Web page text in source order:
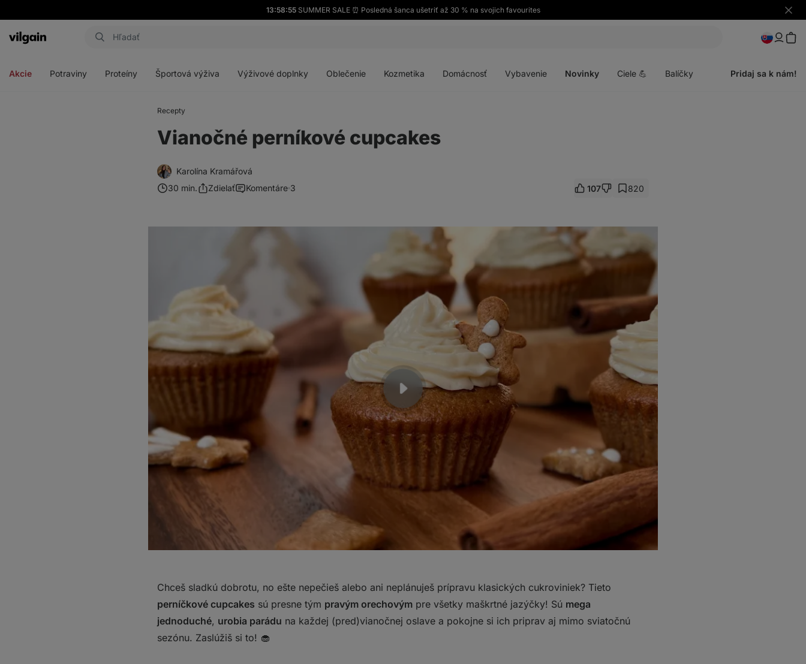
13:58:53 SUMMER SALE ⏰ Posledná šanca ušetriť až 30 % na svojich favourites
Skryť
Eshop
Akcie Potraviny Proteíny Športová výživa Výživové doplnky Oblečenie Kozmetika Domácnosť Vybavenie Novinky Ciele 💪 Balíčky Pridaj sa k nám!
Recepty
Vianočné perníkové cupcakes
Karolína Kramářová
30 min.
Zdielať Komentáre 3 107 820
Chceš sladkú dobrotu, no ešte nepečieš alebo ani neplánuješ prípravu klasických cukroviniek? Tieto
perníčkové cupcakes sú presne tým pravým orechovým pre všetky maškrtné jazýčky! Sú mega
jednoduché, urobia parádu na každej (pred)vianočnej oslave a pokojne si ich priprav aj mimo sviatočnú
sezónu. Zaslúžiš si to! 🧁